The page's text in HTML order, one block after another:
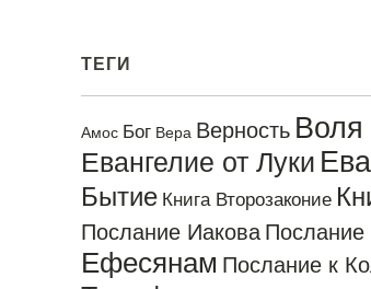
ТЕГИ
Амос Бог Вера Верность
Евангелие от Луки
Бытие Книга Второзаконие
Послание Иакова
Ефесянам Послание к